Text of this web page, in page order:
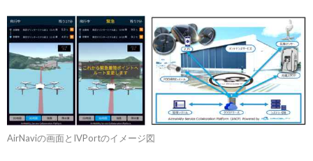
AirNaviの画面とIVPortのイメージ図